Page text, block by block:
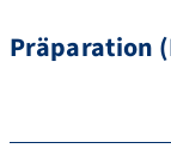
Präparation